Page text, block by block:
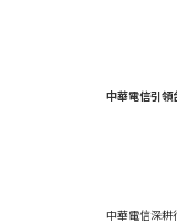
中華電信引領
中華電信深耕